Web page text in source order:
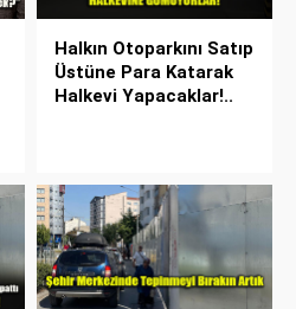
Halkın Otoparkını Satıp
Üstüne Para Katarak
Halkevi Yapacaklar!..